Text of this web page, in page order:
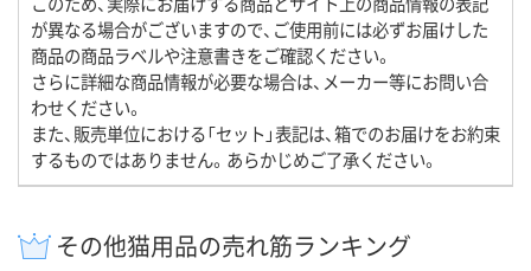
が異なる場合がございますので、ご使用前には必ずお届けした
商品の商品ラベルや注意書きをご確認ください。
さらに詳細な商品情報が必要な場合は、メーカー等にお問い合
わせください。
また、販売単位における「セット」表記は、箱でのお届けをお約束
するものではありません。あらかじめご了承ください。
その他猫用品の売れ筋ランキング